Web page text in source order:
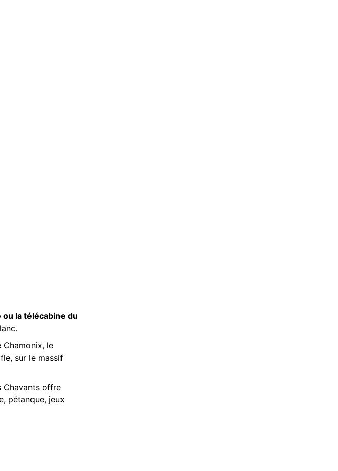
la télécabine du
Chamonix, le
sur le massif
Chavants offre
pétanque, jeux